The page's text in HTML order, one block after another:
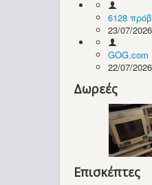
6128
23/07/
GOG.com
22/07/
Δωρεές
Επισκέπτες